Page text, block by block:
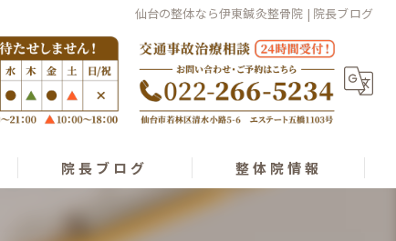
仙台の整体なら伊東鍼灸整骨院 | 院長ブログ
院長ブログ
経絡整体理論
整体院情報